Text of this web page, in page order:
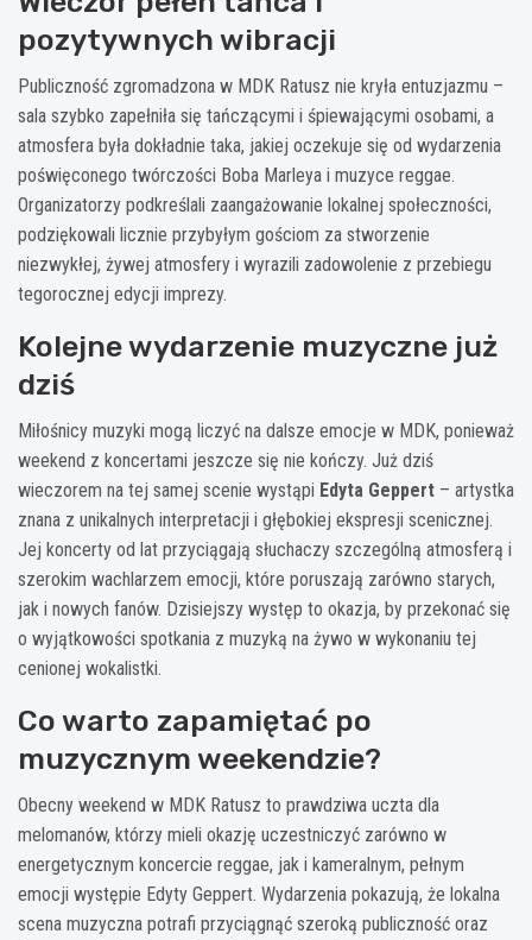
pozytywnych wibracji
Publiczność zgromadzona w MDK Ratusz nie kryła entuzjazmu –
sala szybko zapełniła się tańczącymi i śpiewającymi osobami, a
atmosfera była dokładnie taka, jakiej oczekuje się od wydarzenia
poświęconego twórczości Boba Marleya i muzyce reggae.
Organizatorzy podkreślali zaangażowanie lokalnej społeczności,
podziękowali licznie przybyłym gościom za stworzenie
niezwykłej, żywej atmosfery i wyrazili zadowolenie z przebiegu
tegorocznej edycji imprezy.
Kolejne wydarzenie muzyczne już
dziś
Miłośnicy muzyki mogą liczyć na dalsze emocje w MDK, ponieważ
weekend z koncertami jeszcze się nie kończy. Już dziś
wieczorem na tej samej scenie wystąpi Edyta Geppert – artystka
znana z unikalnych interpretacji i głębokiej ekspresji scenicznej.
Jej koncerty od lat przyciągają słuchaczy szczególną atmosferą i
szerokim wachlarzem emocji, które poruszają zarówno starych,
jak i nowych fanów. Dzisiejszy występ to okazja, by przekonać się
o wyjątkowości spotkania z muzyką na żywo w wykonaniu tej
cenionej wokalistki.
Co warto zapamiętać po
muzycznym weekendzie?
Obecny weekend w MDK Ratusz to prawdziwa uczta dla
melomanów, którzy mieli okazję uczestniczyć zarówno w
energetycznym koncercie reggae, jak i kameralnym, pełnym
emocji występie Edyty Geppert. Wydarzenia pokazują, że lokalna
scena muzyczna potrafi przyciągnąć szeroką publiczność oraz